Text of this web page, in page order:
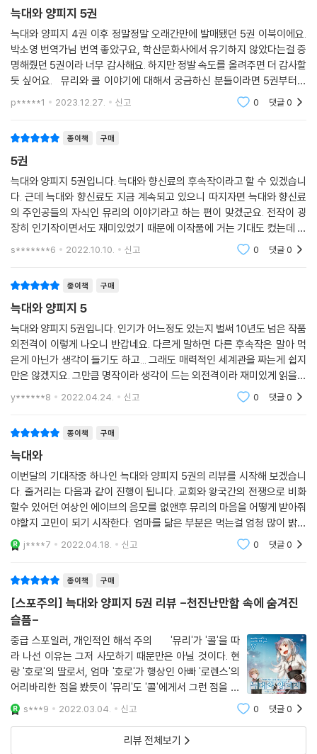
늑대와 양피지 5권
늑대와 양피지 4권 이후 정말정말 오래간만에 발매됐던 5권 이북이에요.
박소영 번역가님 번역 좋았구요, 학산문화사에서 유기하지 않았다는걸 증
명해줬던 5권이라 너무 감사해요. 하지만 정발 속도를 올려주면 더 감사할
듯 싶어요. 뮤리와 콜 이야기에 대해서 궁금하신 분들이라면 5권부터도
쭉 따라와주시면 좋을 내용이구요, 늑대와 향신료 시리즈도 계속 출간됨에
따라 이쪽 사
p*****1 2023.12.27. 신고 0 댓글0
종이책 구매
5권
늑대와 양피지 5권입니다. 늑대와 향신료의 후속작이라고 할 수 있겠습니
다. 근데 늑대와 향신료도 지금 계속되고 있으니 따지자면 늑대와 향신료
의 주인공들의 자식인 뮤리의 이야기라고 하는 편이 맞겠군요. 전작이 굉
장히 인기작이면서도 재미있었기 때문에 이작품에 거는 기대도 컸는데 그
기대대로 재미있게 전개를 해나가주는 것 같습니다. 이 이야기의 결말이
s*******6 2022.10.10. 신고 0 댓글0
종이책 구매
늑대와 양피지 5
늑대와 양피지 5권입니다. 인기가 어느정도 있는지 벌써 10년도 넘은 작품
외전격이 이렇게 나오니 반갑네요. 다르게 말하면 다른 후속작은 말아 먹
은게 아닌가 생각이 들기도 하고... 그래도 매력적인 세계관을 짜는게 쉽지
만은 않겠지요. 그만큼 명작이라 생각이 드는 외전격이라 재미있게 읽을수
있지 않을까요? 작가 필력도 생각하면 무난한 수준은 될듯 합니다.
y******8 2022.04.24. 신고 0 댓글0
종이책 구매
늑대와
이번달의 기대작중 하나인 늑대와 양피지 5권의 리뷰를 시작해 보겠습니
다. 줄거리는 다음과 같이 진행이 됩니다. 교회와 왕국간의 전쟁으로 비화
할수 있어던 여상인 에이브의 음모를 없앤후 뮤리의 마음을 어떻게 받아줘
야할지 고민이 되기 시작한다. 엄마를 닮은 부분은 먹는걸 엄청 많이 밝히
는 부분과 로렌스의 말을 귓등으로 듣지 않는 부분 밖에 없다. 재미있으니
구입해서 보시기
j****7 2022.04.18. 신고 0 댓글0
종이책 구매
[스포주의] 늑대와 양피지 5권 리뷰 -천진난만함 속에 숨겨진
슬픔-
중급 스포일러, 개인적인 해석 주의 '뮤리'가 '콜'을 따
라 나선 이유는 그저 사모하기 때문만은 아닐 것이다. 현
랑 '호로'의 딸로서, 엄마 '호로'가 행상인 아빠 '로렌스'의
어리바리한 점을 봤듯이 '뮤리'도 '콜'에게서 그런 점을 봤
기 때문이 아닐까 싶다. 부정 부패 썩어가는 교회를 개혁
하기 위해 분연히 일어나 세상 밖으로 나와 '여명의
s***9 2022.03.04. 신고 0 댓글0
리뷰 전체보기